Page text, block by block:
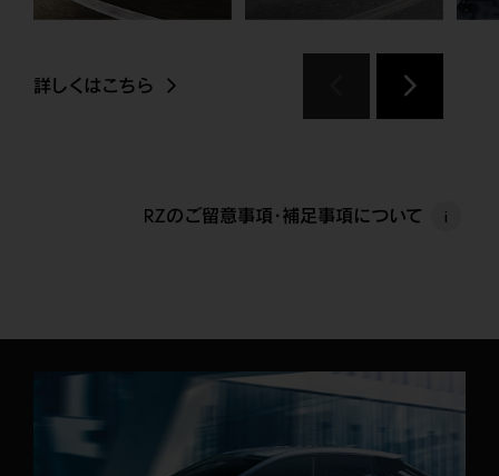
詳しくはこちら
RZのご留意事項・補足事項について i